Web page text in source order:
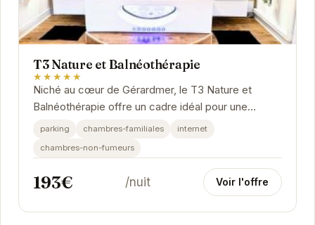
T3 Nature et Balnéothérapie
★★★★★
Niché au cœur de Gérardmer, le T3 Nature et
Balnéothérapie offre un cadre idéal pour une
escapade ressourçante. Appréciez le confort de
parking chambres-familiales
internet
chambres-non-fumeurs
193€ /nuit Voir l'offre